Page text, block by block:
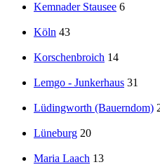
Kemnader Stausee 6
Köln 43
Korschenbroich 14
Lemgo - Junkerhaus 31
Lüdingworth (Bauerndom)
Lüneburg 20
Maria Laach 13